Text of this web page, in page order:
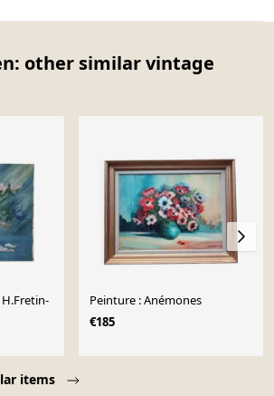
other similar vintage
items
Peinture : Anémones
€185